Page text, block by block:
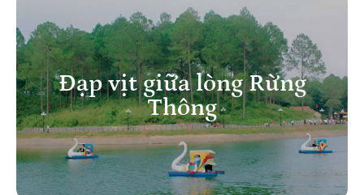
Đạp vịt giữa lòng Rừng
Thông